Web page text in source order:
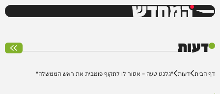
המחדש
דעות
דף הבית דעות "גלנט טעה – אסור לו לתקוף פומבית את ראש הממשלה"